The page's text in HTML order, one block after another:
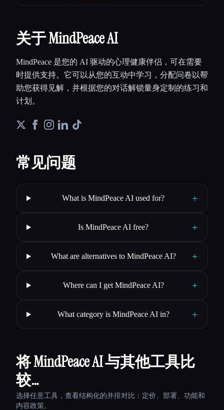
关于 MindPeace AI
MindPeace 是您的 AI 驱动的心理健康伴侣，可在需要
时提供支持。它可以从您的互动中学习，分配问卷以帮
助您获得见解，并根据您的对话解锁量身定制的练习和
计划。
常见问题
What is MindPeace AI used for? +
Is MindPeace AI free? +
What are alternatives to MindPeace AI? +
Where can I get MindPeace AI? +
What category is MindPeace AI in? +
将 MindPeace AI 与其他工具比
较…
选择任意工具，查看结构化的并排对比：定价、部署、功能和
内容政策。